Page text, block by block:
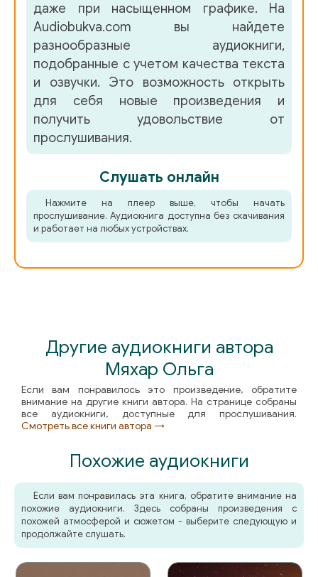
даже при насыщенном графике. На
Audiobukva.com вы найдете
разнообразные аудиокниги,
подобранные с учетом качества текста
и озвучки. Это возможность открыть
для себя новые произведения и
получить удовольствие от
прослушивания.
Слушать онлайн
Нажмите на плеер выше, чтобы начать
прослушивание. Аудиокнига доступна без скачивания
и работает на любых устройствах.
Другие аудиокниги автора
Мяхар Ольга
Если вам понравилось это произведение, обратите
внимание на другие книги автора. На странице собраны
все аудиокниги, доступные для прослушивания.
Смотреть все книги автора →
Похожие аудиокниги
Если вам понравилась эта книга, обратите внимание на
похожие аудиокниги. Здесь собраны произведения с
похожей атмосферой и сюжетом - выберите следующую и
продолжайте слушать.